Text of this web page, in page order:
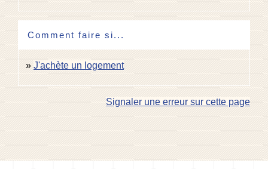
Comment faire si...
J'achète un logement
Signaler une erreur sur cette page